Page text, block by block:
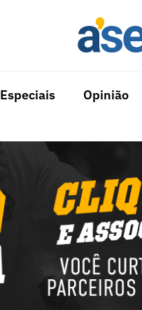
Especiais Opinião